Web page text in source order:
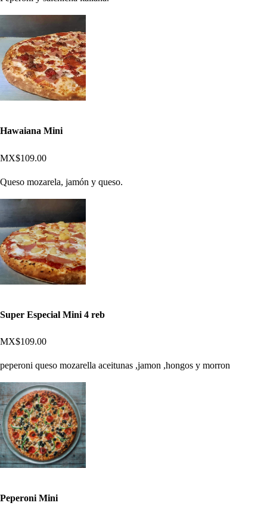
Hawaiana Mini
MX$109.00
Queso mozarela, jamón y queso.
Super Especial Mini 4 reb
MX$109.00
peperoni queso mozarella aceitunas ,jamon ,hongos y morron
Peperoni Mini